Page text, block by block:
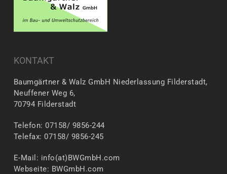
KONTAKT
Baumgärtner & Walz GmbH Niederlassung Filderstadt,
Neuffener Weg 6,
70794 Filderstadt
Telefon: 07158/ 9856-244
Telefax: 07158/ 9856-245
E-Mail: info(at)BWGmbH.com
Webseite: BWGmbH.com